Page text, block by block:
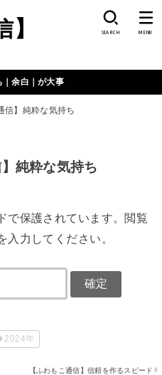
SEARCH MENU
｜余白｜が大事
信】純粋な気持ち
純粋な気持ち
で保護されています。閲覧
力してください。
2024年
【ふわもこ通信】信頼を作るスピード